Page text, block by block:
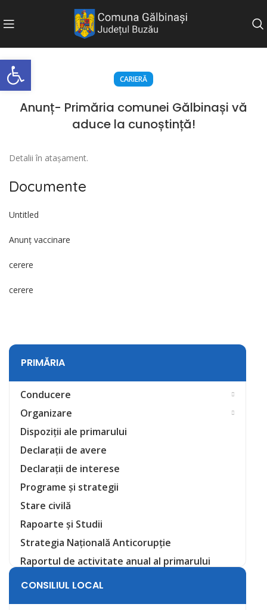
Deschide bara de unelte
CARIERĂ
Anunț- Primăria comunei Gălbinași vă
aduce la cunoștință!
Detalii în atașament.
Documente
Untitled
Anunț vaccinare
cerere
cerere
PRIMĂRIA
Conducere
Organizare
Dispoziții ale primarului
Declarații de avere
Declarații de interese
Programe și strategii
Stare civilă
Rapoarte și Studii
Strategia Națională Anticorupție
Raportul de activitate anual al primarului
CONSILIUL LOCAL